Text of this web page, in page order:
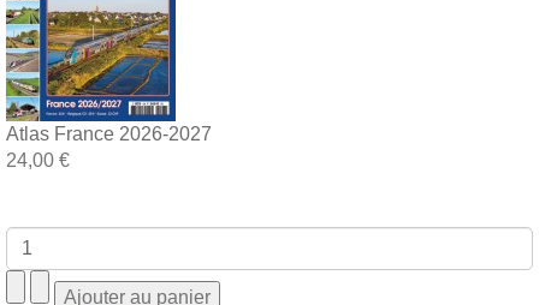
Atlas France 2026-2027
24,00 €